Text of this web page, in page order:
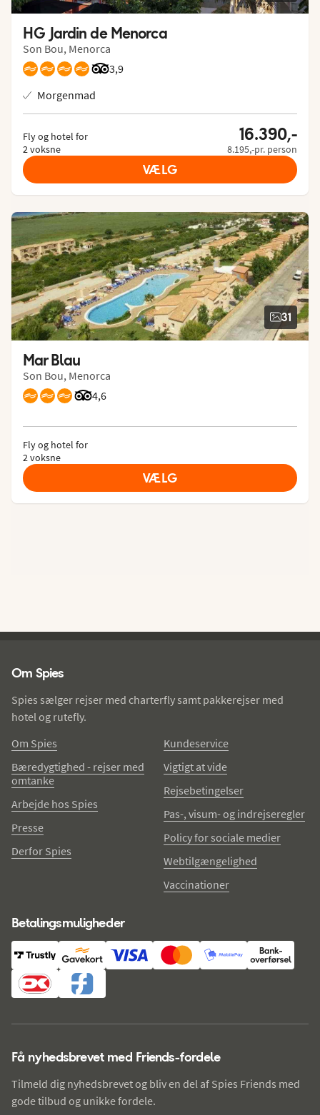
HG Jardin de Menorca
Son Bou, Menorca
3,9
Bedømmelse fra Tripadvisor: 3.9 of 5
Morgenmad
Fly og hotel for
2 voksne
16.390,-
8.195,-pr. person
VÆLG
31
Mar Blau
Son Bou, Menorca
4,6
Bedømmelse fra Tripadvisor: 4.6 of 5
Fly og hotel for
2 voksne
VÆLG
Om Spies
Spies sælger rejser med charterfly samt pakkerejser med
hotel og rutefly.
Om Spies
Bæredygtighed - rejser med
omtanke
Arbejde hos Spies
Presse
Derfor Spies
Kundeservice
Vigtigt at vide
Rejsebetingelser
Pas-, visum- og indrejseregler
Policy for sociale medier
Webtilgængelighed
Vaccinationer
Betalingsmuligheder
Få nyhedsbrevet med Friends-fordele
Tilmeld dig nyhedsbrevet og bliv en del af Spies Friends med
gode tilbud og unikke fordele.